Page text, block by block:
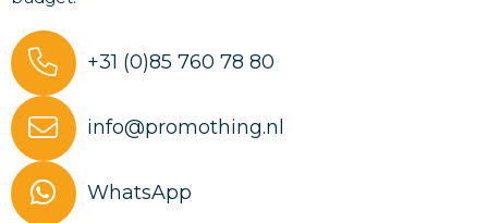
+31 (0)85 760 78 80
info@promothing.nl
WhatsApp